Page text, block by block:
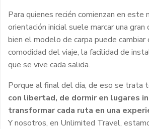
Para quienes recién comienzan en este
orientación inicial suele marcar una gran
bien el modelo de carpa puede
comodidad del viaje, la facilidad de
que se vive cada salida.
Porque al final del día, de eso se trata
con libertad, de dormir en lugares
transformar cada ruta en una
Y nosotros, en Unlimited Travel,